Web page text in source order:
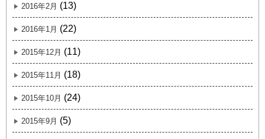
2016年2月 (13)
2016年1月 (22)
2015年12月 (11)
2015年11月 (18)
2015年10月 (24)
2015年9月 (5)